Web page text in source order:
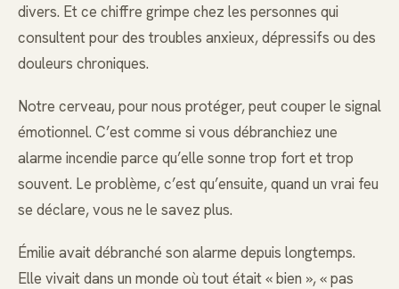
divers. Et ce chiffre grimpe chez les personnes qui
consultent pour des troubles anxieux, dépressifs ou des
douleurs chroniques.
Notre cerveau, pour nous protéger, peut couper le signal
émotionnel. C’est comme si vous débranchiez une
alarme incendie parce qu’elle sonne trop fort et trop
souvent. Le problème, c’est qu’ensuite, quand un vrai feu
se déclare, vous ne le savez plus.
Émilie avait débranché son alarme depuis longtemps.
Elle vivait dans un monde où tout était « bien », « pas